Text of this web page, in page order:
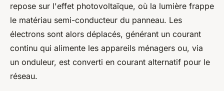
repose sur l'effet photovoltaïque, où la lumière frappe
le matériau semi-conducteur du panneau. Les
électrons sont alors déplacés, générant un courant
continu qui alimente les appareils ménagers ou, via
un onduleur, est converti en courant alternatif pour le
réseau.